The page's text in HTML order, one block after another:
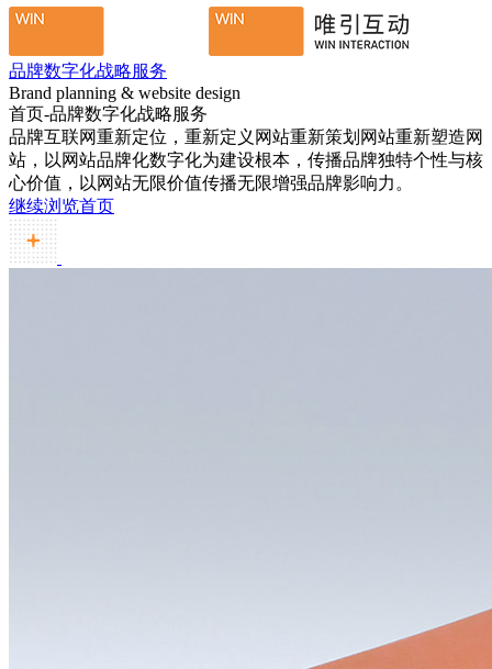
品牌数字化战略服务
Brand planning & website design
首页-品牌数字化战略服务
品牌互联网重新定位，重新定义网站重新策划网站重新塑造网
站，以网站品牌化数字化为建设根本，传播品牌独特个性与核
心价值，以网站无限价值传播无限增强品牌影响力。
继续浏览首页